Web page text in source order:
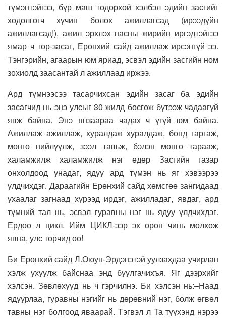
түмэнтэйгээ, бүр маш тодорхой хэлбэл эдийн засгийг
хөдөлгөгч хүчин болох ажиллагсад (ирээдүйн
ажиллагсад!), ажил эрхлэх насны жирийн иргэдтэйгээ
ямар ч төр-засаг, Ерөнхий сайд ажиллаж ирсэнгүй ээ.
Тэнгэрийн, агаарын юм яриад, эсвэл эдийн засгийн ном
зохиолд заасантай л ажиллаад иржээ.
Ард түмнээсээ тасарчихсан эдийн засаг ба эдийн
засагчид нь энэ улсыг 30 жилд босгож бүтээж чадаагүй
явж байна. Энэ янзаараа чадах ч үгүй юм байна.
Ажиллаж ажиллаж, хуралдаж хуралдаж, бонд гаргаж,
мөнгө нийлүүлж, зээл тавьж, бэлэн мөнгө тарааж,
халамжилж халамжилж нэг өдөр Засгийн газар
онхолдоод унадаг, ядуу ард түмэн нь яг хэвээрээ
үлдчихдэг. Дараагийн Ерөнхий сайд хөмсгөө зангидаад
ухаалаг загнаад хүрээд ирдэг, ажилладаг, явдаг, ард
түмний тал нь, эсвэл гуравны нэг нь ядуу үлдчихдэг.
Ердөө л цикл. Ийм ЦИКЛ-ээр эх орон чинь мөлхөж
явна, улс төрчид өө!
Би Ерөнхий сайд Л.Оюун-Эрдэнэтэй уулзахдаа учирлан
хэлж ухуулж байснаа энд буулгачихъя. Яг дээрхийг
хэлсэн. Зөвлөхүүд нь ч гэрчилнэ. Би хэлсэн нь:–Наад
ядуурлаа, гуравны нэгийг нь дөрөвний нэг, болж өгвөл
тавны нэг болгоод яваарай. Тэгвэл л Та түүхэнд нэрээ